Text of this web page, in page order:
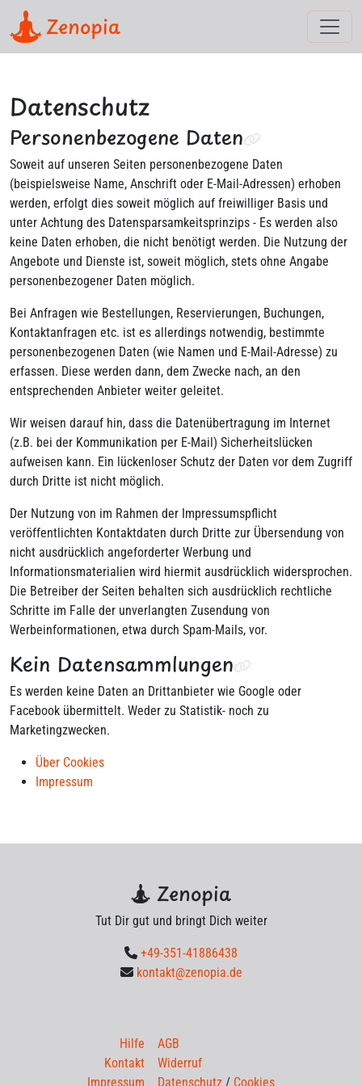
Zenopia
Datenschutz
Personenbezogene Daten
Soweit auf unseren Seiten personenbezogene Daten
(beispielsweise Name, Anschrift oder E-Mail-Adressen) erhoben
werden, erfolgt dies soweit möglich auf freiwilliger Basis und
unter Achtung des Datensparsamkeitsprinzips - Es werden also
keine Daten erhoben, die nicht benötigt werden. Die Nutzung der
Angebote und Dienste ist, soweit möglich, stets ohne Angabe
personenbezogener Daten möglich.
Bei Anfragen wie Bestellungen, Reservierungen, Buchungen,
Kontaktanfragen etc. ist es allerdings notwendig, bestimmte
personenbezogenen Daten (wie Namen und E-Mail-Adresse) zu
erfassen. Diese werden dann, dem Zwecke nach, an den
entsprechenden Anbieter weiter geleitet.
Wir weisen darauf hin, dass die Datenübertragung im Internet
(z.B. bei der Kommunikation per E-Mail) Sicherheitslücken
aufweisen kann. Ein lückenloser Schutz der Daten vor dem Zugriff
durch Dritte ist nicht möglich.
Der Nutzung von im Rahmen der Impressumspflicht
veröffentlichten Kontaktdaten durch Dritte zur Übersendung von
nicht ausdrücklich angeforderter Werbung und
Informationsmaterialien wird hiermit ausdrücklich widersprochen.
Die Betreiber der Seiten behalten sich ausdrücklich rechtliche
Schritte im Falle der unverlangten Zusendung von
Werbeinformationen, etwa durch Spam-Mails, vor.
Kein Datensammlungen
Es werden keine Daten an Drittanbieter wie Google oder
Facebook übermittelt. Weder zu Statistik- noch zu
Marketingzwecken.
Über Cookies
Impressum
Zenopia
Tut Dir gut und bringt Dich weiter
+49-351-41886438
kontakt@zenopia.de
Hilfe
Kontakt
Impressum
AGB
Widerruf
Datenschutz / Cookies